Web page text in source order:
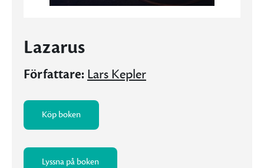
Lazarus
Författare: Lars Kepler
Köp boken
Lyssna på boken